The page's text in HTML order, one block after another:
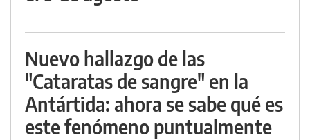
Nuevo hallazgo de las
"Cataratas de sangre" en la
Antártida: ahora se sabe qué es
este fenómeno puntualmente